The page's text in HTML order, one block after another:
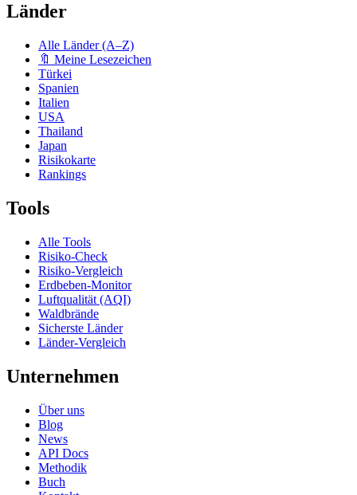
Länder
Alle Länder (A–Z)
🔖 Meine Lesezeichen
Türkei
Spanien
Italien
USA
Thailand
Japan
Risikokarte
Rankings
Tools
Alle Tools
Risiko-Check
Risiko-Vergleich
Erdbeben-Monitor
Luftqualität (AQI)
Waldbrände
Sicherste Länder
Länder-Vergleich
Unternehmen
Über uns
Blog
News
API Docs
Methodik
Buch